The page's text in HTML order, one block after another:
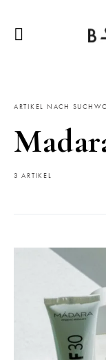
ARTIKEL NACH
3 ARTIKEL